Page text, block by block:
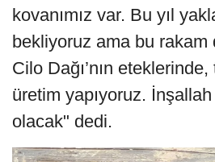
kovanımız var. Bu yıl
bekliyoruz ama bu rakam
Cilo Dağı’nın
üretim yapıyoruz.
olacak" dedi.